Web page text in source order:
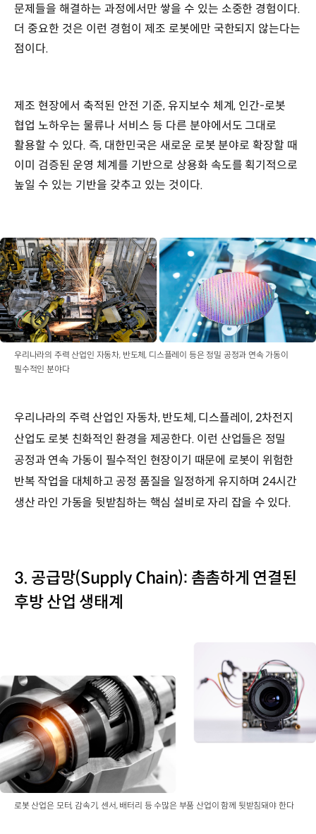
문제들을 해결하는 과정에서만 쌓을 수 있는 소중한 경험이다.
더 중요한 것은 이런 경험이 제조 로봇에만 국한되지 않는다는
점이다.
제조 현장에서 축적된 안전 기준, 유지보수 체계, 인간-로봇
협업 노하우는 물류나 서비스 등 다른 분야에서도 그대로
활용할 수 있다. 즉, 대한민국은 새로운 로봇 분야로 확장할 때
이미 검증된 운영 체계를 기반으로 상용화 속도를 획기적으로
높일 수 있는 기반을 갖추고 있는 것이다.
우리나라의 주력 산업인 자동차, 반도체, 디스플레이 등은 정밀 공정과 연속 가동이
필수적인 분야다
우리나라의 주력 산업인 자동차, 반도체, 디스플레이, 2차전지
산업도 로봇 친화적인 환경을 제공한다. 이런 산업들은 정밀
공정과 연속 가동이 필수적인 현장이기 때문에 로봇이 위험한
반복 작업을 대체하고 공정 품질을 일정하게 유지하며 24시간
생산 라인 가동을 뒷받침하는 핵심 설비로 자리 잡을 수 있다.
3. 공급망(Supply Chain): 촘촘하게 연결된
후방 산업 생태계
로봇 산업은 모터, 감속기, 센서, 배터리 등 수많은 부품 산업이 함께 뒷받침돼야 한다